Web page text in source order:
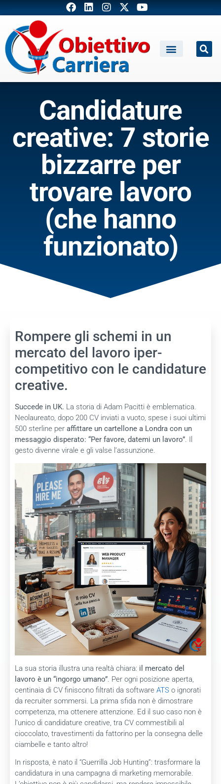
Candidature
creative: 7 storie
bizzarre per
trovare lavoro
(che hanno
funzionato)
Rompere gli schemi in un
mercato del lavoro iper-
competitivo con le candidature
creative.
Succede in UK. La storia di Adam Pacitti è emblematica.
Neolaureato, dopo 200 CV inviati a vuoto, spese i suoi ultimi
500 sterline per affittare un cartellone a Londra con un
messaggio disperato: “Per favore, datemi un lavoro”. Il
gesto divenne virale e gli valse l’assunzione.
La sua storia illustra una realtà chiara: il mercato del
lavoro è un “ingorgo umano”. Per ogni posizione aperta,
centinaia di CV finiscono filtrati da software ATS o ignorati
da recruiter sommersi. La prima sfida non è dimostrare
competenza, ma ottenere attenzione. Ed il suo caso non è
l’unico di candidature creative, tra CV commestibili al
cioccolato, travestimenti da fattorino per la consegna delle
ciambelle e tanto altro!
In risposta, è nato il “Guerrilla Job Hunting”: trasformare la
candidatura in una campagna di marketing memorabile.